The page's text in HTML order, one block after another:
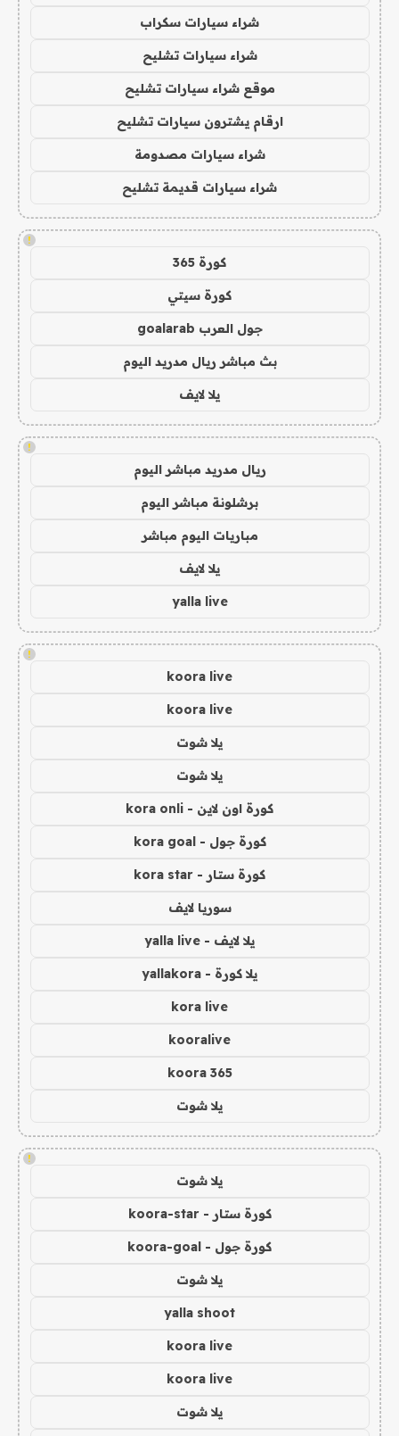
شراء سيارات سكراب
شراء سيارات تشليح
موقع شراء سيارات تشليح
ارقام يشترون سيارات تشليح
شراء سيارات مصدومة
شراء سيارات قديمة تشليح
!
كورة 365
كورة سيتي
جول العرب goalarab
بث مباشر ريال مدريد اليوم
يلا لايف
!
ريال مدريد مباشر اليوم
برشلونة مباشر اليوم
مباريات اليوم مباشر
يلا لايف
yalla live
!
koora live
koora live
يلا شوت
يلا شوت
كورة اون لاين - kora onli
كورة جول - kora goal
كورة ستار - kora star
سوريا لايف
يلا لايف - yalla live
يلا كورة - yallakora
kora live
kooralive
koora 365
يلا شوت
!
يلا شوت
كورة ستار - koora-star
كورة جول - koora-goal
يلا شوت
yalla shoot
koora live
koora live
يلا شوت